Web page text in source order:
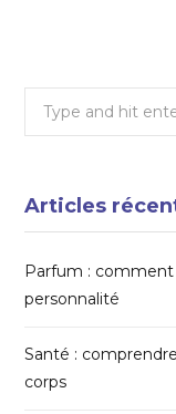
Search
Articles
Parfum : comment
personnalité
Santé :
corps